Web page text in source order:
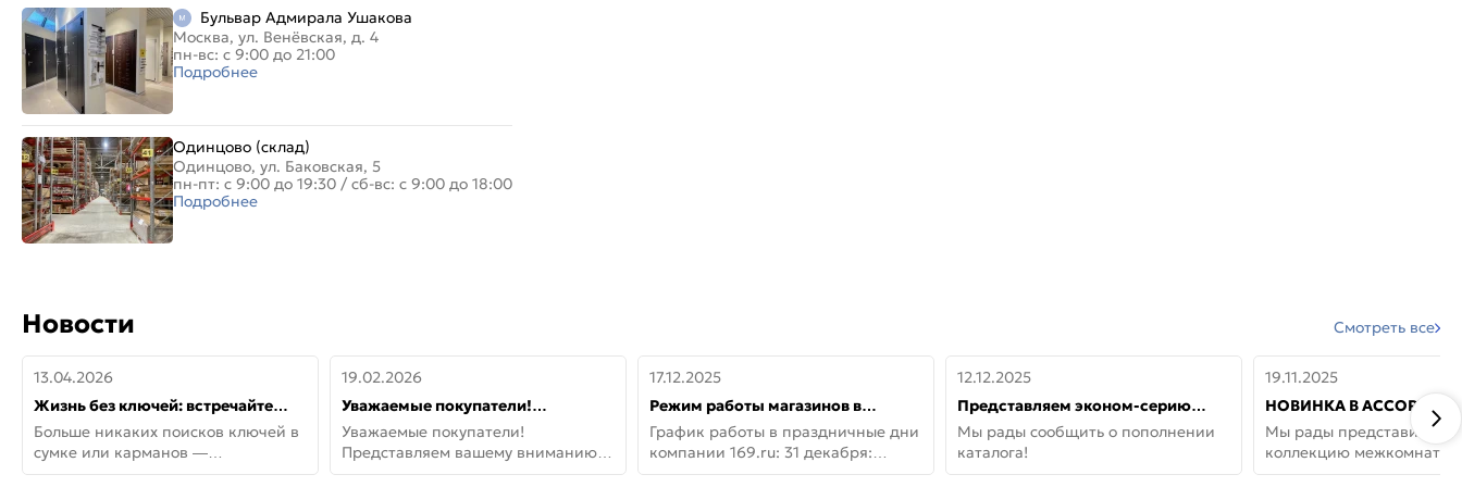
Бульвар Адмирала Ушакова
Москва, ул. Венёвская, д. 4
пн-вс: с 9:00 до 21:00
Подробнее
Одинцово (склад)
Одинцово, ул. Баковская, 5
пн-пт: с 9:00 до 19:30 / сб-вс: с 9:00 до 18:00
Подробнее
Новости Смотреть все
13.04.2026
Жизнь без ключей: встречайте
новую дверь СИТИ ИНТЕГРА
АйКью!
Больше никаких поисков ключей в
сумке или карманов —
представляем СИТИ ИНТЕГРА
19.02.2026
Уважаемые покупатели!
Представляем вашему вниманию
новинки от Armadillo!
Уважаемые покупатели!
Представляем вашему вниманию
новинки от Armadillo! Новая
17.12.2025
Режим работы магазинов в
праздничные дни с 31 декабря по
11 января
График работы в праздничные дни
компании 169.ru: 31 декабря:
Заказы, самовывоз и доставки —
12.12.2025
Представляем эконом-серию
дверей от бренда Portika, где цена
не значит «просто»
Мы рады сообщить о пополнении
каталога!
19.11.2025
НОВИНКА В
ДВЕРИ GLOSSMAT —
НЕОКЛАССИКА И УЮТ
Мы рады представить
коллекцию
GlossMat